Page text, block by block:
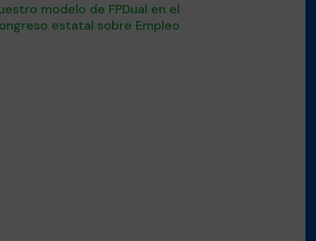
modelo de FPDual en el
estatal sobre Empleo